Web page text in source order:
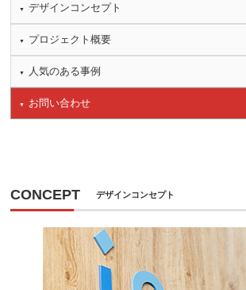
デザインコンセプト
プロジェクト概要
人気のある事例
お問い合わせ
CONCEPT デザインコンセプト